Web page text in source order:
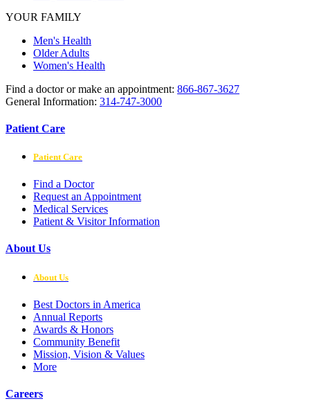
YOUR FAMILY
Men's Health
Older Adults
Women's Health
Find a doctor or make an appointment: 866-867-3627
General Information: 314-747-3000
Patient Care
Patient Care
Find a Doctor
Request an Appointment
Medical Services
Patient & Visitor Information
About Us
About Us
Best Doctors in America
Annual Reports
Awards & Honors
Community Benefit
Mission, Vision & Values
More
Careers